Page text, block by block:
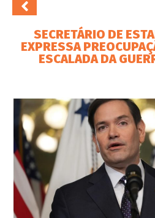
SECRETÁRIO DE
EXPRESSA
ESCALADA DA